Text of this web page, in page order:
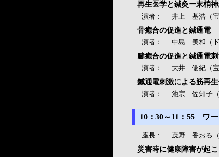
再生医学と鍼灸ー末梢
演者： 井上 基浩（
骨癒合の促進と鍼通電
演者： 中島 美和（
腱癒合の促進と鍼通電
演者： 大井 優紀（
鍼通電刺激による筋再
演者： 池宗 佐知子
10：30～11：55 ワ
座長： 茂野 香おる
災害時に健康障害が起